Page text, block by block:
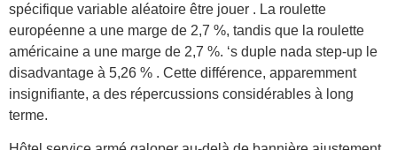
spécifique variable aléatoire être jouer . La roulette
européenne a une marge de 2,7 %, tandis que la roulette
américaine a une marge de 2,7 %. ‘s duple nada step-up le
disadvantage à 5,26 % . Cette différence, apparemment
insignifiante, a des répercussions considérables à long
terme.